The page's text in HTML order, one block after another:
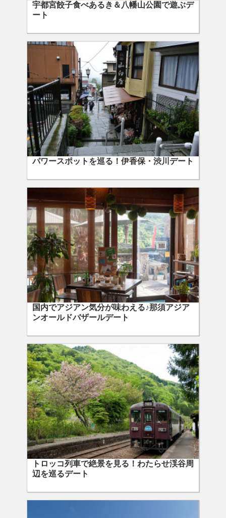
宇都宮餃子食べあるき＆八幡山公園で遊ぶデ
ート
パワースポットを巡る！伊香保・渋川デート
国内でアジアン気分が味わえる♪那須アジア
ンオールドバザールデート
トロッコ列車で絶景を見る！わたらせ渓谷周
辺を巡るデート